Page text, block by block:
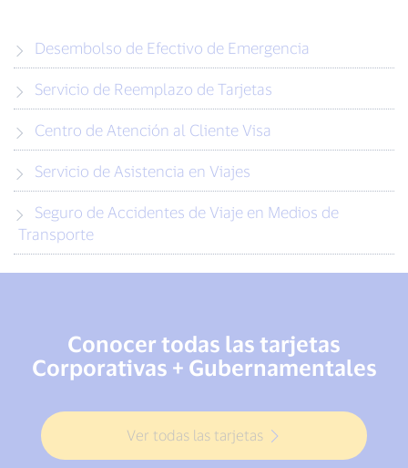
Desembolso de Efectivo de Emergencia
Servicio de Reemplazo de Tarjetas
Centro de Atención al Cliente Visa
Servicio de Asistencia en Viajes
Transporte
Conocer todas las tarjetas
Corporativas + Gubernamentales
Ver todas las tarjetas